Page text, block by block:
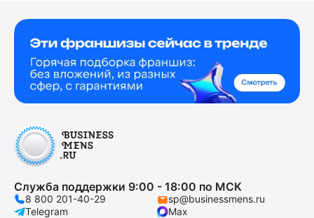
Служба поддержки 9:00 - 18:00 по МСК
8 800 201-40-29
sp@businessmens.ru
Telegram
Max